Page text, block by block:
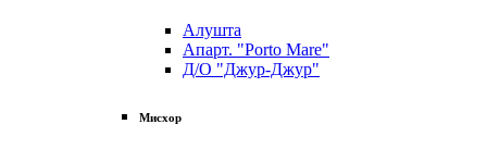
Алушта
Апарт. "Porto Mare"
Д/О "Джур-Джур"
Мисхор